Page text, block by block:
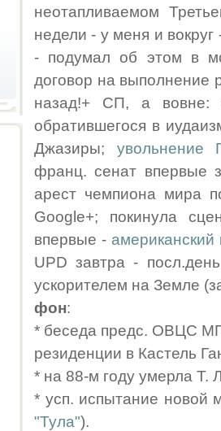
неотапливаемом
недели - у меня и
- подумал об этом в
договор на выполнение
назад!+ СП, а вовне:
обратившегося в
Джазиры; увольнение
франц. сенат впервые
арест чемпиона мира
Google+; покинула
впервые - американский
UPD завтра -
ускорителем на Земле
фон:
* беседа предс. ОВЦС
резиденции в Кастель
* на 88-м году умерла Т.
* усп. испытание новой
"Тула").